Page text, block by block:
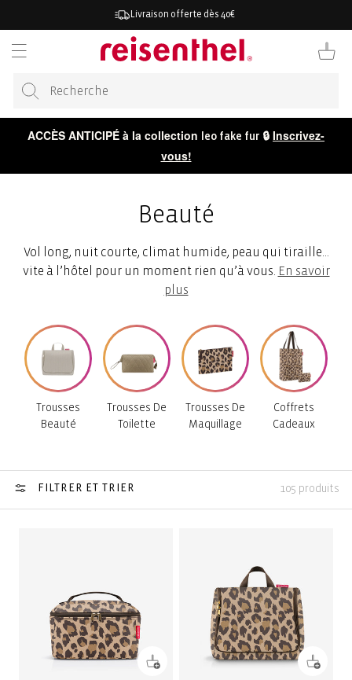
Livraison offerte dès 40€
Panier
ACCÈS ANTICIPÉ à la collection leo fake fur 🔒 Inscrivez-
vous!
Beauté
Vol long, nuit courte, climat humide, peau qui tiraille…
vite à l’hôtel pour un moment rien qu’à vous. En savoir
plus
Trousses
Beauté
Trousses De
Toilette
Trousses De
Maquillage
Coffrets
Cadeaux
FILTRER ET TRIER 105 produits